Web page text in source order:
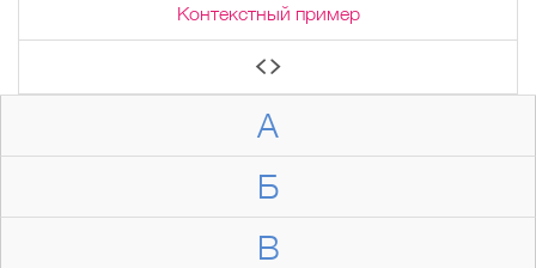
А
Б
В
Контекстный пример